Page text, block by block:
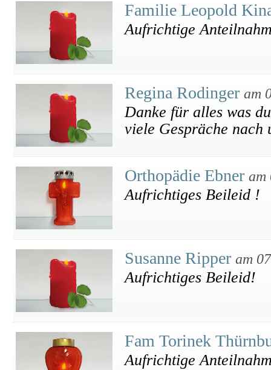
Familie Leopold
Aufrichtige
Regina Rodinger am
Danke für alles was
viele Gespräche nach
Orthopädie Ebner am
Aufrichtiges Beileid !
Susanne Ripper am
Aufrichtiges Beileid!
Fam Torinek
Aufrichtige